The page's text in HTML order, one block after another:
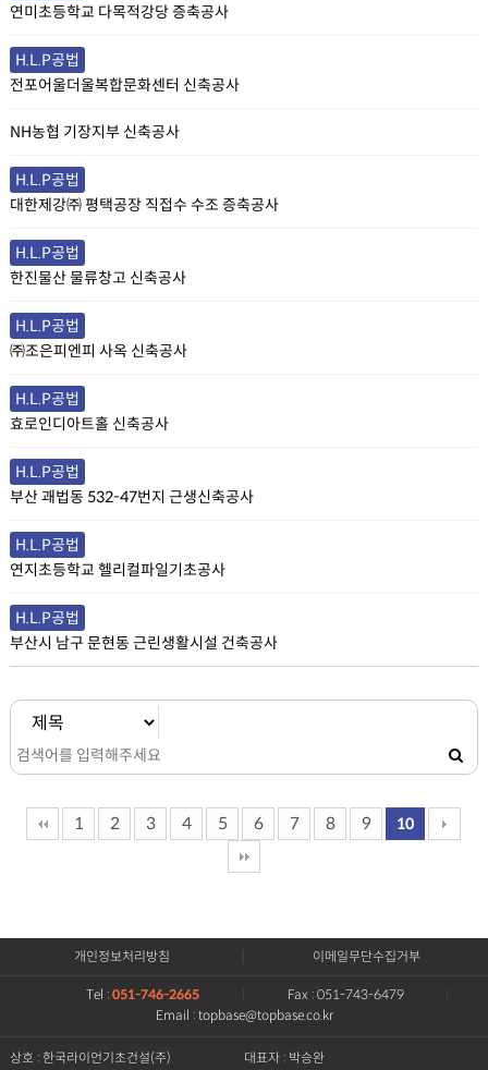
연미초등학교 다목적강당 증축공사
H.L.P공법
전포어울더울복합문화센터 신축공사
NH농협 기장지부 신축공사
H.L.P공법
대한제강㈜ 평택공장 직접수 수조 증축공사
H.L.P공법
한진물산 물류창고 신축공사
H.L.P공법
㈜조은피엔피 사옥 신축공사
H.L.P공법
효로인디아트홀 신축공사
H.L.P공법
부산 괘법동 532-47번지 근생신축공사
H.L.P공법
연지초등학교 헬리컬파일기초공사
H.L.P공법
부산시 남구 문현동 근린생활시설 건축공사
1 2 3 4 5 6 7 8 9 10
개인정보처리방침 이메일무단수집거부
Tel : 051-746-2665
Fax : 051-743-6479
Email : topbase@topbase.co.kr
상호 : 한국라이언기초건설(주)
대표자 : 박승완